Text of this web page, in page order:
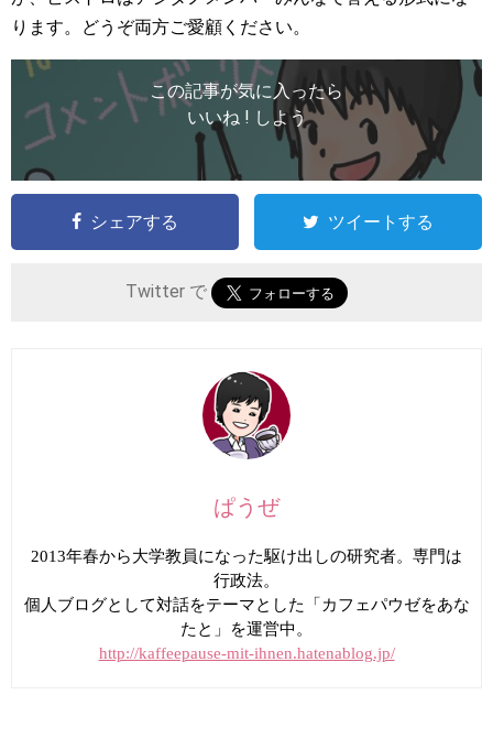
ります。どうぞ両方ご愛顧ください。
この記事が気に入ったら
いいね ! しよう
シェアする ツイートする
Twitter で
ぱうぜ
2013年春から大学教員になった駆け出しの研究者。専門は
行政法。
個人ブログとして対話をテーマとした「カフェパウゼをあな
たと」を運営中。
http://kaffeepause-mit-ihnen.hatenablog.jp/